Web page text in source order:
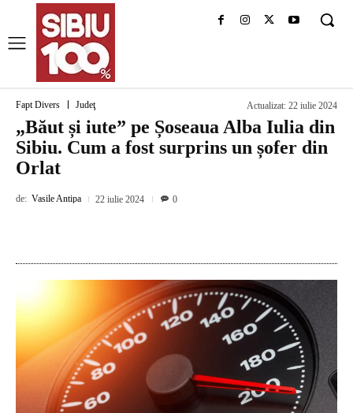
Fapt Divers Judeţ Actualizat: 22 iulie 2024
„Băut și iute” pe Șoseaua Alba Iulia din
Sibiu. Cum a fost surprins un șofer din
Orlat
de: Vasile Antipa 22 iulie 2024 0